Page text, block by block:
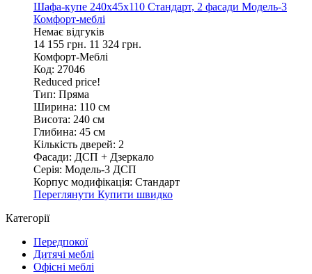
Шафа-купе 240х45х110 Стандарт, 2 фасади Модель-3
Комфорт-меблі
Немає відгуків
14 155 грн. 11 324 грн.
Комфорт-Меблі
Код: 27046
Reduced price!
Тип: Пряма
Ширина: 110 см
Висота: 240 см
Глибина: 45 см
Кількість дверей: 2
Фасади: ДСП + Дзеркало
Серія: Модель-3 ДСП
Корпус модифікація: Стандарт
Переглянути Купити швидко
Категорії
Передпокої
Дитячі меблі
Офісні меблі